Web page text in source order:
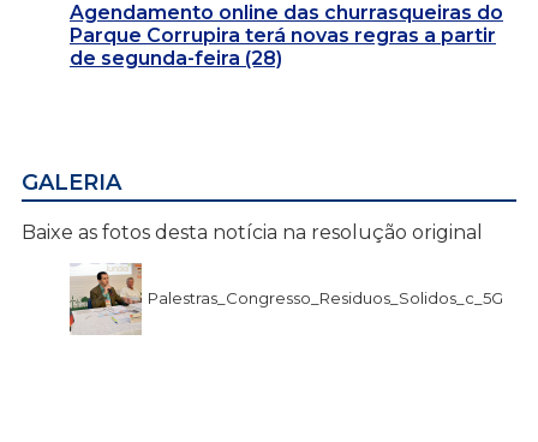
Agendamento online das churrasqueiras do
Parque Corrupira terá novas regras a partir
de segunda-feira (28)
GALERIA
Baixe as fotos desta notícia na resolução original
Palestras_Congresso_Residuos_Solidos_c_5G